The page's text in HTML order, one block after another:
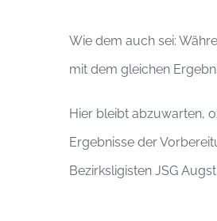
Wie dem auch sei:
mit dem gleichen
Hier bleibt abzuwarten,
Ergebnisse der
Bezirksligisten JSG